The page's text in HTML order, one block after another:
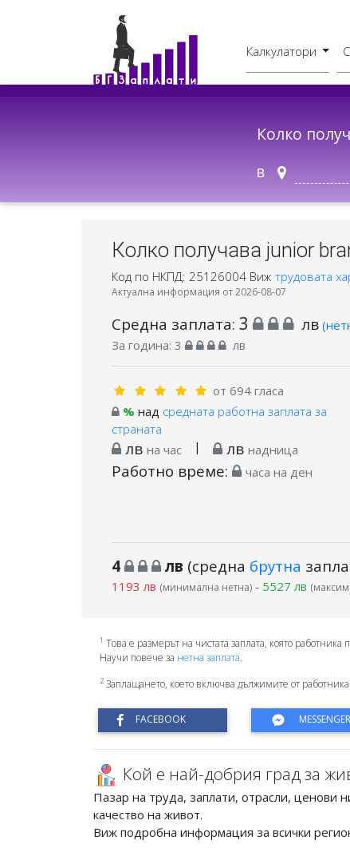
Калкулатори
Колко
в
Колко получава junior
Код по НКПД: 25126004Виж трудовата
Актуална информация от 2026-08-07
Средна заплата: 3 лв
За година: 3 лв
от 694 гласа
% над средната работна заплата за
страната
лв на час | лв надница
Работно време: часа на ден
4 лв (средна брутна
1193 лв (минимална нетна)- 5527 лв
1 Това е размерът на чистата заплата, която работника
Научи повече за нетна заплата.
2Заплащането, което включва дължимите от
Кой е най-добрия град за
Пазар на труда, заплати, отрасли, ценови
качество на живот.
Виж подробна информация за всички